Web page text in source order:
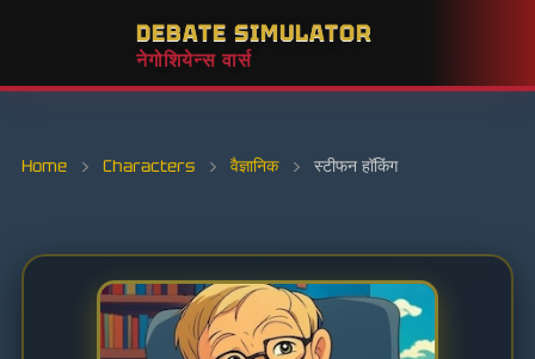
DEBATE SIMULATOR
नेगोशियेन्स वार्स
Home › Characters › वैज्ञानिक › स्टीफन हॉकिंग